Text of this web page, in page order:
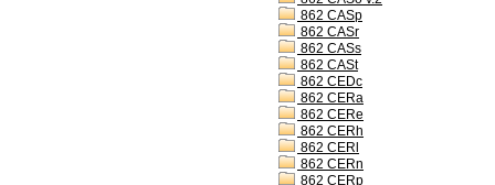
862 CASp
862 CASr
862 CASs
862 CASt
862 CEDc
862 CERa
862 CERe
862 CERh
862 CERl
862 CERn
862 CERp